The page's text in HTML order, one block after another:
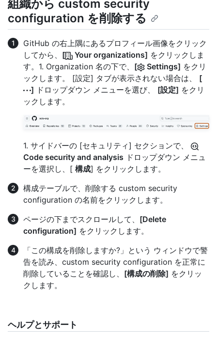
組織から custom security
configuration を削除する
GitHub の右上隅にあるプロフィール画像をクリック
してから、 [ Your organizations] をクリックしま
す。1. Organization 名の下で、 [ Settings] をクリ
ックします。 [設定] タブが表示されない場合は、 [
] ドロップダウン メニューを選び、 [設定] をクリ
ックします。
1. サイドバーの [セキュリティ] セクションで、
Code security and analysis ドロップダウン メニュ
ーを選択し、[ 構成] をクリックします。
構成テーブルで、削除する custom security
configuration の名前をクリックします。
ページの下までスクロールして、 [Delete
configuration] をクリックします。
「この構成を削除しますか?」という ウィンドウで警
告を読み、custom security configuration を正常に
削除していることを確認し、 [構成の削除] をクリッ
クします。
ヘルプとサポート